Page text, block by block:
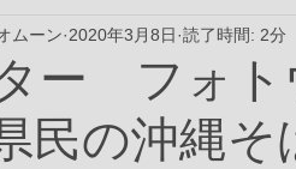
ー フォト
民の沖縄そ
ムーン 2020年3月8日 読了時間: 2分